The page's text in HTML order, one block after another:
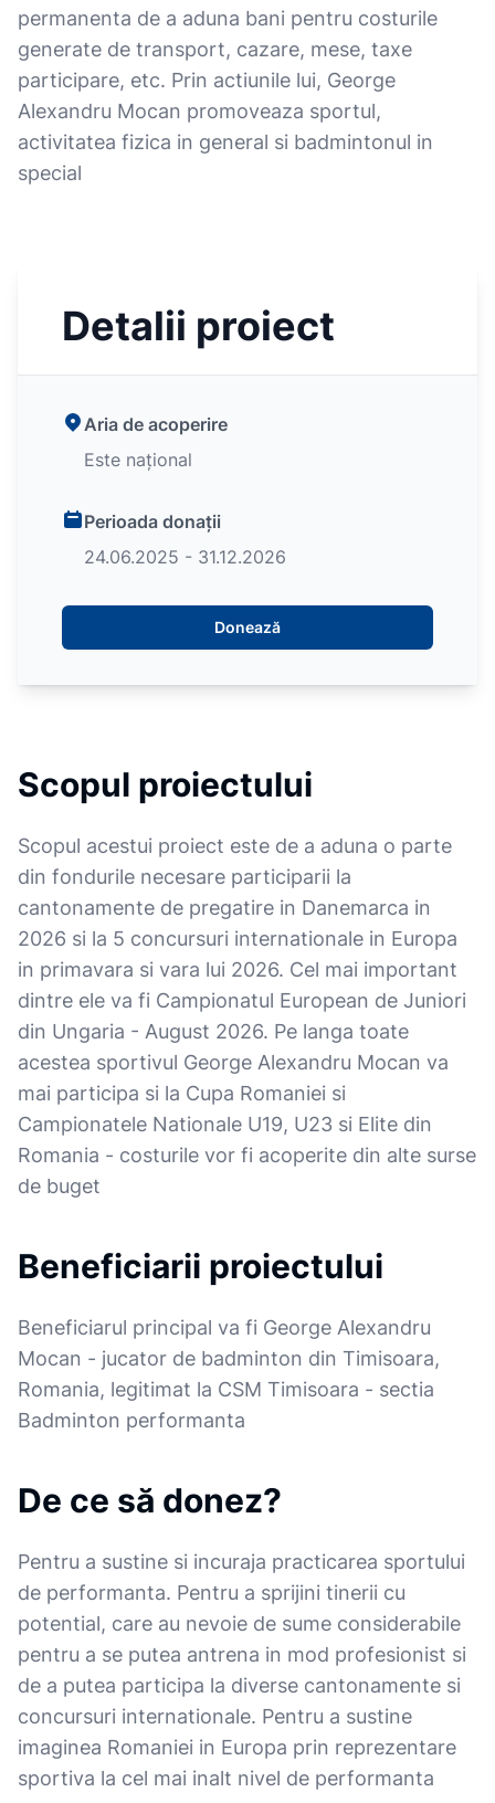
permanenta de a aduna bani pentru costurile
generate de transport, cazare, mese, taxe
participare, etc. Prin actiunile lui, George
Alexandru Mocan promoveaza sportul,
activitatea fizica in general si badmintonul in
special
Detalii proiect
Aria de acoperire
Este național
Perioada donații
24.06.2025 - 31.12.2026
Donează
Scopul proiectului
Scopul acestui proiect este de a aduna o parte
din fondurile necesare participarii la
cantonamente de pregatire in Danemarca in
2026 si la 5 concursuri internationale in Europa
in primavara si vara lui 2026. Cel mai important
dintre ele va fi Campionatul European de Juniori
din Ungaria - August 2026. Pe langa toate
acestea sportivul George Alexandru Mocan va
mai participa si la Cupa Romaniei si
Campionatele Nationale U19, U23 si Elite din
Romania - costurile vor fi acoperite din alte surse
de buget
Beneficiarii proiectului
Beneficiarul principal va fi George Alexandru
Mocan - jucator de badminton din Timisoara,
Romania, legitimat la CSM Timisoara - sectia
Badminton performanta
De ce să donez?
Pentru a sustine si incuraja practicarea sportului
de performanta. Pentru a sprijini tinerii cu
potential, care au nevoie de sume considerabile
pentru a se putea antrena in mod profesionist si
de a putea participa la diverse cantonamente si
concursuri internationale. Pentru a sustine
imaginea Romaniei in Europa prin reprezentare
sportiva la cel mai inalt nivel de performanta